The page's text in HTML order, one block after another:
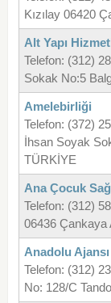
Kızılay 06420
Alt Yapı
Telefon: (312)
Sokak No:5
Amelebirliği
Telefon: (372)
İhsan Soyak
TÜRKİYE
Ana Çocuk
Telefon: (312)
06436 Çankaya
Anadolu
Telefon: (312)
No: 128/C